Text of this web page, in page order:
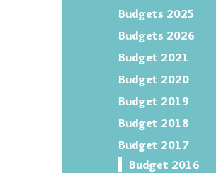
Budgets 2025
Budgets 2026
Budget 2021
Budget 2020
Budget 2019
Budget 2018
Budget 2017
Budget 2016